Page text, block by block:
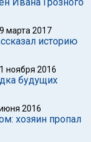
марта 2017
историю
ноября 2016
будущих
2016
хозяин пропал